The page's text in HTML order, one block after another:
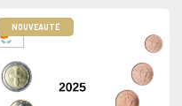
NOUVEAUTÉ